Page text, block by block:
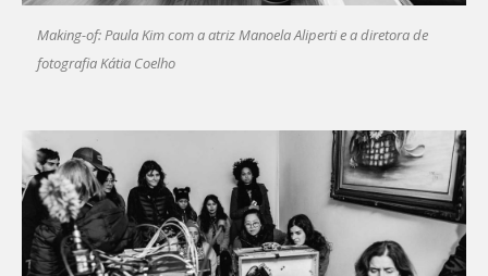
Making-of: Paula Kim com a atriz Manoela Aliperti e a diretora de
fotografia Kátia Coelho